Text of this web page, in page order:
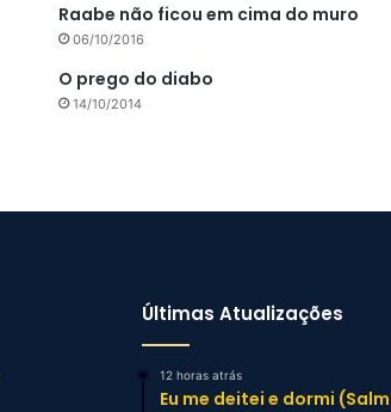
Raabe não ficou em cima do muro
06/10/2016
O prego do diabo
14/10/2014
Últimas Atualizações
12 horas atrás
Eu me deitei e dormi